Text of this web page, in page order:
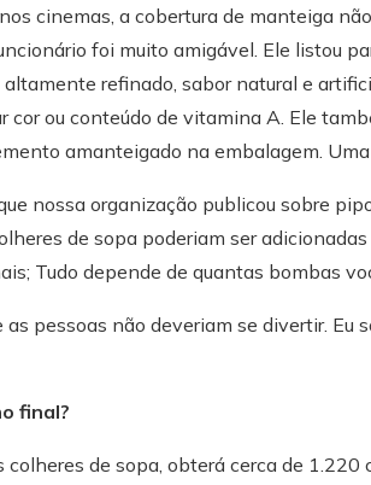
cinemas, a cobertura de manteiga
foi muito amigável. Ele listou
altamente refinado, sabor natural e
cor ou conteúdo de vitamina A. Ele
amanteigado na embalagem.
nossa organização publicou sobre
de sopa poderiam ser
Tudo depende de quantas bombas
as pessoas não deveriam se divertir. Eu
final?
colheres de sopa, obterá cerca de 1.220